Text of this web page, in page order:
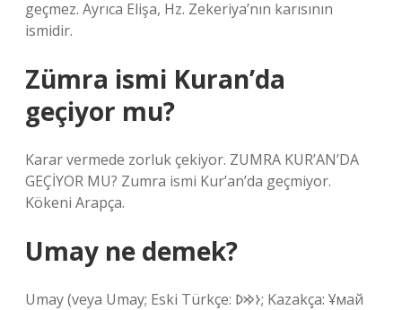
geçmez. Ayrıca Elişa, Hz. Zekeriya’nın karısının
ismidir.
Zümra ismi Kuran’da
geçiyor mu?
Karar vermede zorluk çekiyor. ZUMRA KUR’AN’DA
GEÇİYOR MU? Zumra ismi Kur’an’da geçmiyor.
Kökeni Arapça.
Umay ne demek?
Umay (veya Umay; Eski Türkçe: 𐰆𐰢𐰖; Kazakça: Ұмай